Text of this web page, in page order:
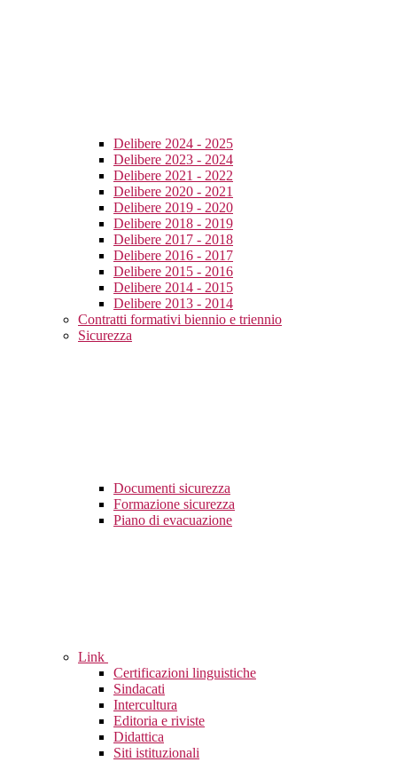
Delibere 2024 - 2025
Delibere 2023 - 2024
Delibere 2021 - 2022
Delibere 2020 - 2021
Delibere 2019 - 2020
Delibere 2018 - 2019
Delibere 2017 - 2018
Delibere 2016 - 2017
Delibere 2015 - 2016
Delibere 2014 - 2015
Delibere 2013 - 2014
Contratti formativi biennio e triennio
Sicurezza
Documenti sicurezza
Formazione sicurezza
Piano di evacuazione
Link
Certificazioni linguistiche
Sindacati
Intercultura
Editoria e riviste
Didattica
Siti istituzionali